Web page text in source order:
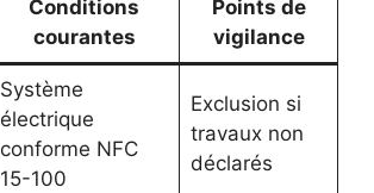
Conditions
courantes
Points de
vigilance
Système
électrique
conforme NFC
15-100
Exclusion si
travaux non
déclarés